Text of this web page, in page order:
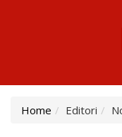
Home Editori